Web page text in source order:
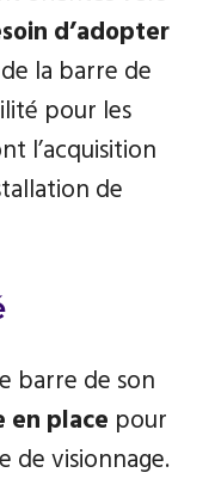
d’adopter
de la barre de
pour les
l’acquisition
de
barre de son
en place pour
de visionnage.